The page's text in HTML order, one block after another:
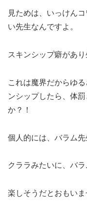
見ためは、いっけん
い先生なんですよ。
スキンシップ癖があ
これは魔界だからゆ
ンシップしたら、体
か？！
個人的には、バラム
クララみたいに、バ
楽しそうだとおもいま